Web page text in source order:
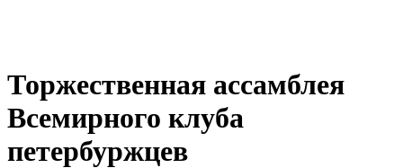
Торжественная ассамблея
Всемирного клуба
петербуржцев